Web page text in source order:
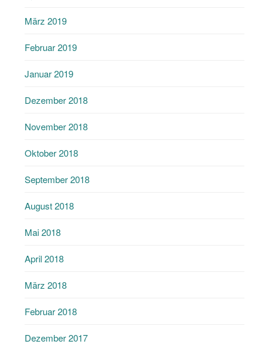
März 2019
Februar 2019
Januar 2019
Dezember 2018
November 2018
Oktober 2018
September 2018
August 2018
Mai 2018
April 2018
März 2018
Februar 2018
Dezember 2017